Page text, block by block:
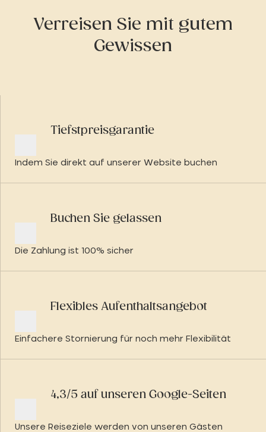
Verreisen Sie mit gutem
Gewissen
Tiefstpreisgarantie
Indem Sie direkt auf unserer Website buchen
Buchen Sie gelassen
Die Zahlung ist 100% sicher
Flexibles Aufenthaltsangebot
Einfachere Stornierung für noch mehr Flexibilität
4,3/5 auf unseren Google-Seiten
Unsere Reiseziele werden von unseren Gästen